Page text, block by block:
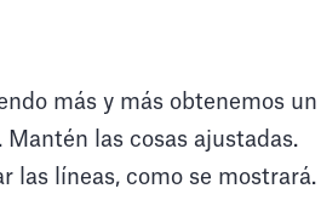
más y más obtenemos un
las cosas ajustadas.
las líneas, como se mostrará.